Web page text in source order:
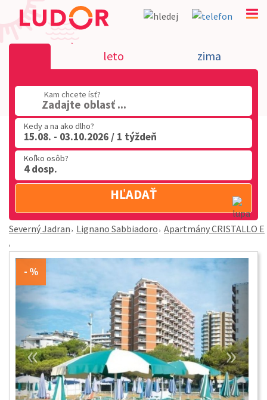
Apartmány CRISTALLO E - Lignano Sabbiadoro -
leto zima
Kam chcete ísť?
Zadajte oblasť ...
Kedy a na ako dlho?
15.08. - 03.10.2026 / 1 týždeň
Koľko osôb?
4 dosp.
HĽADAŤ
Severný Jadran Lignano Sabbiadoro Apartmány CRISTALLO E
« »